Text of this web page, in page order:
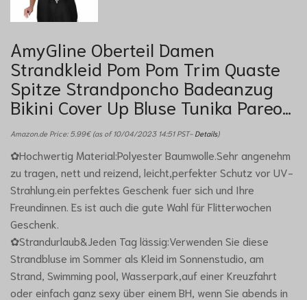
AmyGline Oberteil Damen
Strandkleid Pom Pom Trim Quaste
Spitze Strandponcho Badeanzug
Bikini Cover Up Bluse Tunika Pareo…
Amazon.de Price: 5.99€(as of 10/04/2023 14:51 PST- Details)
✿Hochwertig Material:Polyester Baumwolle.Sehr angenehm
zu tragen, nett und reizend, leicht,perfekter Schutz vor UV-
Strahlung.ein perfektes Geschenk fuer sich und Ihre
Freundinnen. Es ist auch die gute Wahl für Flitterwochen
Geschenk.
✿Strandurlaub&Jeden Tag lässig:Verwenden Sie diese
Strandbluse im Sommer als Kleid im Sonnenstudio, am
Strand, Swimming pool, Wasserpark,auf einer Kreuzfahrt
oder einfach ganz sexy über einem BH, wenn Sie abends in